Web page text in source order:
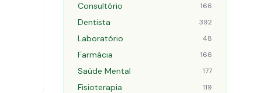
Consultório 166
Dentista 392
Laboratório 48
Farmácia 166
Saúde Mental 177
Fisioterapia 119